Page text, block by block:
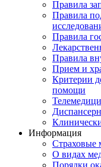
Правила
Правила
Правила
Правила
Прием и
Критерии
помощи
Информация
Страховые
О видах
Порядки